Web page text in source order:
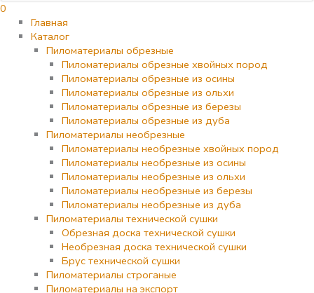
0
Главная
Каталог
Пиломатериалы обрезные
Пиломатериалы обрезные хвойных пород
Пиломатериалы обрезные из осины
Пиломатериалы обрезные из ольхи
Пиломатериалы обрезные из березы
Пиломатериалы обрезные из дуба
Пиломатериалы необрезные
Пиломатериалы необрезные хвойных пород
Пиломатериалы необрезные из осины
Пиломатериалы необрезные из ольхи
Пиломатериалы необрезные из березы
Пиломатериалы необрезные из дуба
Пиломатериалы технической сушки
Обрезная доска технической сушки
Необрезная доска технической сушки
Брус технической сушки
Пиломатериалы строганые
Пиломатериалы на экспорт